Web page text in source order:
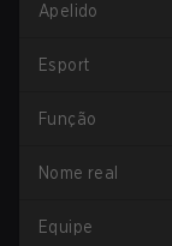
Apelido
Esport
Função
Nome real
Equipe